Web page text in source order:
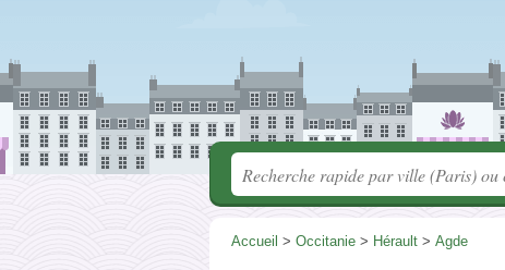
Accueil > Occitanie > Hérault > Agde